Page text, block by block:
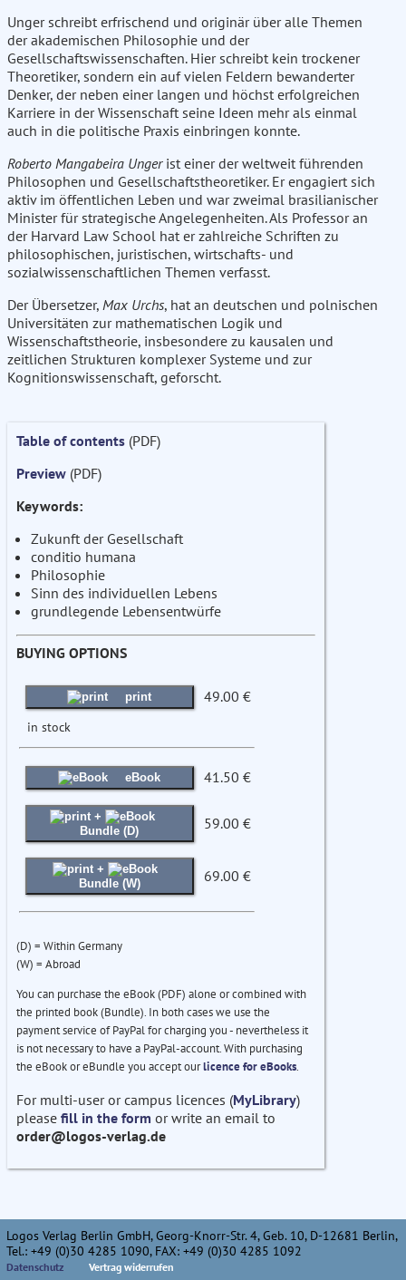
Unger schreibt erfrischend und originär über alle Themen
der akademischen Philosophie und der
Gesellschaftswissenschaften. Hier schreibt kein trockener
Theoretiker, sondern ein auf vielen Feldern bewanderter
Denker, der neben einer langen und höchst erfolgreichen
Karriere in der Wissenschaft seine Ideen mehr als einmal
auch in die politische Praxis einbringen konnte.
Roberto Mangabeira Ungerist einer der weltweit führenden
Philosophen und Gesellschaftstheoretiker. Er engagiert sich
aktiv im öffentlichen Leben und war zweimal brasilianischer
Minister für strategische Angelegenheiten. Als Professor an
der Harvard Law School hat er zahlreiche Schriften zu
philosophischen, juristischen, wirtschafts- und
sozialwissenschaftlichen Themen verfasst.
Der Übersetzer, Max Urchs, hat an deutschen und polnischen
Universitäten zur mathematischen Logik und
Wissenschaftstheorie, insbesondere zu kausalen und
zeitlichen Strukturen komplexer Systeme und zur
Kognitionswissenschaft, geforscht.
Table of contents (PDF)
Preview (PDF)
Keywords:
Zukunft der Gesellschaft
conditio humana
Philosophie
Sinn des individuellen Lebens
grundlegende Lebensentwürfe
BUYING OPTIONS
print 49.00 €
in stock
eBook 41.50 €
+
Bundle (D)
59.00 €
+
Bundle (W)
69.00 €
(D) = Within Germany
(W) = Abroad
You can purchase the eBook (PDF) alone or combined with
the printed book (Bundle). In both cases we use the
payment service of PayPal for charging you - nevertheless it
is not necessary to have a PayPal-account. With purchasing
the eBook or eBundle you accept ourlicence for eBooks.
For multi-user or campus licences (MyLibrary)
please fill in the form or write an email to
order@logos-verlag.de
Logos Verlag Berlin GmbH, Georg-Knorr-Str. 4, Geb. 10, D-12681 Berlin,
Tel.: +49 (0)30 4285 1090, FAX: +49 (0)30 4285 1092
Datenschutz Vertrag widerrufen